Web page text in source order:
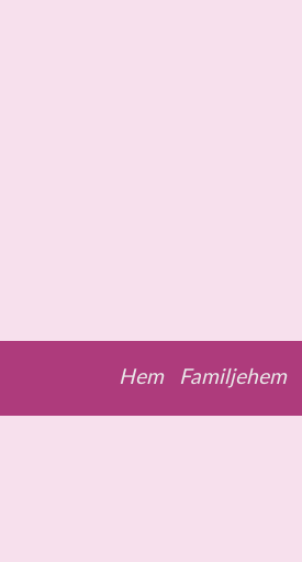
Menu
Skip to contentHem Familjehem